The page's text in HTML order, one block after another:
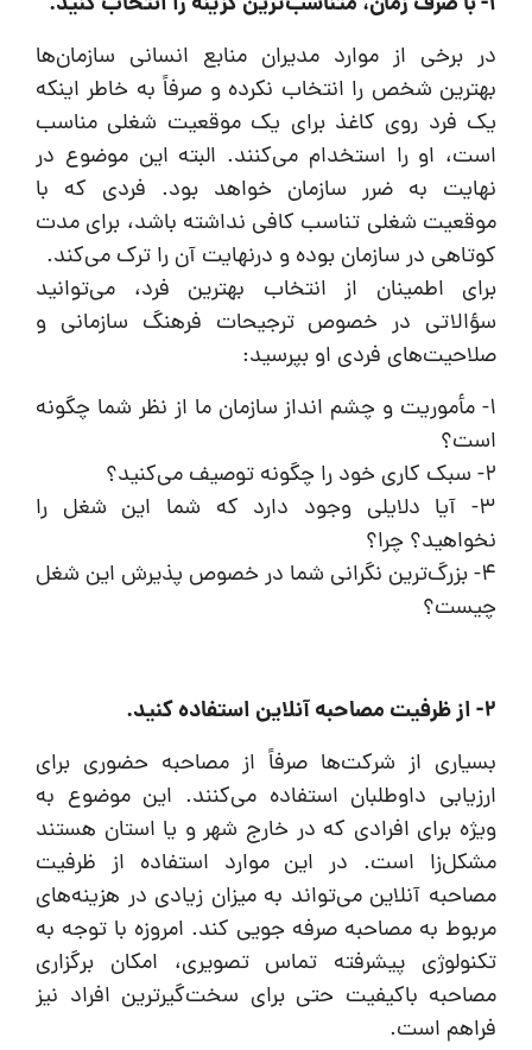
در برخی از موارد مدیران منابع انسانی سازمان‌ها
بهترین شخص را انتخاب نکرده و صرفاً به خاطر اینکه
یک فرد روی کاغذ برای یک موقعیت شغلی مناسب
است، او را استخدام می‌کنند. البته این موضوع در
نهایت به ضرر سازمان خواهد بود. فردی که با
موقعیت شغلی تناسب کافی نداشته باشد، برای مدت
کوتاهی در سازمان بوده و درنهایت آن را ترک می‌کند.
برای اطمینان از انتخاب بهترین فرد، می‌توانید
سؤالاتی در خصوص ترجیحات فرهنگ سازمانی و
صلاحیت‌های فردی او بپرسید:
1- مأموریت و چشم انداز سازمان ما از نظر شما چگونه
است؟
2- سبک کاری خود را چگونه توصیف می‌کنید؟
3- آیا دلایلی وجود دارد که شما این شغل را
نخواهید؟ چرا؟
4- بزرگ‌ترین نگرانی شما در خصوص پذیرش این شغل
چیست؟
2- از ظرفیت مصاحبه آنلاین استفاده کنید.
بسیاری از شرکت‌ها صرفاً از مصاحبه حضوری برای
ارزیابی داوطلبان استفاده می‌کنند. این موضوع به
ویژه برای افرادی که در خارج شهر و یا استان هستند
مشکل‌زا است. در این موارد استفاده از ظرفیت
مصاحبه آنلاین می‌تواند به میزان زیادی در هزینه‌های
مربوط به مصاحبه صرفه جویی کند. امروزه با توجه به
تکنولوژی پیشرفته تماس تصویری، امکان برگزاری
مصاحبه باکیفیت حتی برای سخت‌گیرترین افراد نیز
فراهم است.